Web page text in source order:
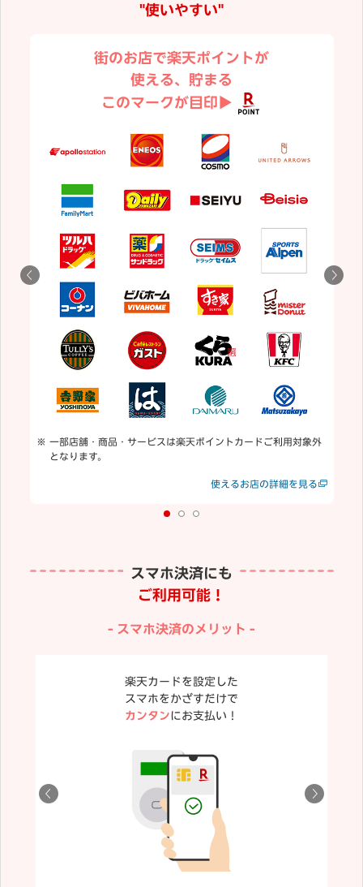
"使いやすい"
街のお店で楽天ポイントが
使える、貯まる
このマークが目印▶
一部店舗・商品・サービスは楽天ポイントカードご利用対象外
となります。
使えるお店の詳細を見る
スマホ決済にも
ご利用可能！
スマホ決済のメリット
楽天カードを設定した
スマホをかざすだけで
カンタンにお支払い！